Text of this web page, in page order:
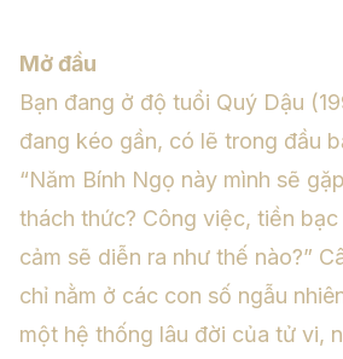
Mở đầu
Bạn đang ở độ tuổi Quý Dậu
đang kéo gần, có lẽ trong đầu
“Năm Bính Ngọ này mình sẽ
thách thức? Công việc, tiền
cảm sẽ diễn ra như thế nào?”
chỉ nằm ở các con số ngẫu
một hệ thống lâu đời của tử vi,